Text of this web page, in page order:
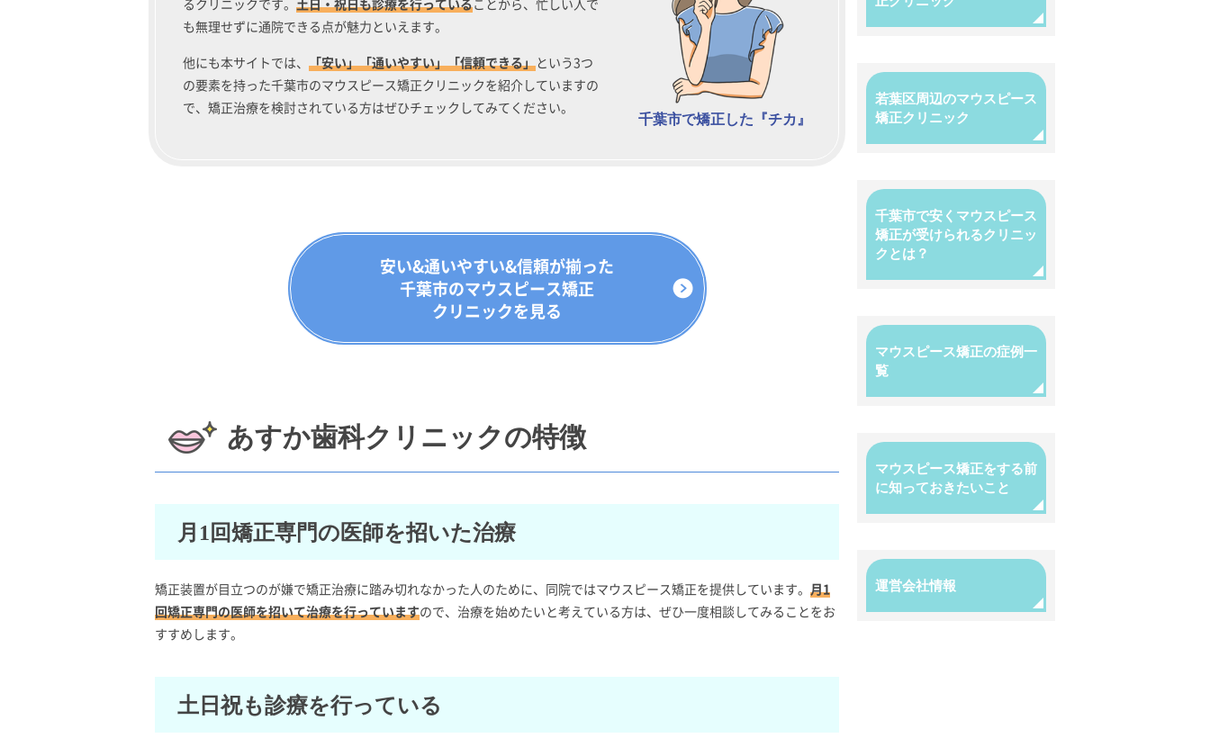
千葉市で矯正した『チカ』
るクリニックです。 土日・祝日も診療を行っていることから、忙しい人で
も無理せずに通院できる点が魅力といえます。
他にも本サイトでは、 「安い」「通いやすい」「信頼できる」という3つ
の要素を持った千葉市のマウスピース矯正クリニックを紹介していますの
で、矯正治療を検討されている方はぜひチェックしてみてください。
安い&通いやすい&信頼が揃った
千葉市のマウスピース矯正
クリニックを見る
あすか歯科クリニックの特徴
月1回矯正専門の医師を招いた治療
矯正装置が目立つのが嫌で矯正治療に踏み切れなかった人のために、同院ではマウスピース矯正を提供しています。 月1
回矯正専門の医師を招いて治療を行っていますので、治療を始めたいと考えている方は、ぜひ一度相談してみることをお
すすめします。
土日祝も診療を行っている
若葉区周辺のマウスピース
矯正クリニック
千葉市で安くマウスピース
矯正が受けられるクリニッ
クとは？
マウスピース矯正の症例一
覧
マウスピース矯正をする前
に知っておきたいこと
運営会社情報